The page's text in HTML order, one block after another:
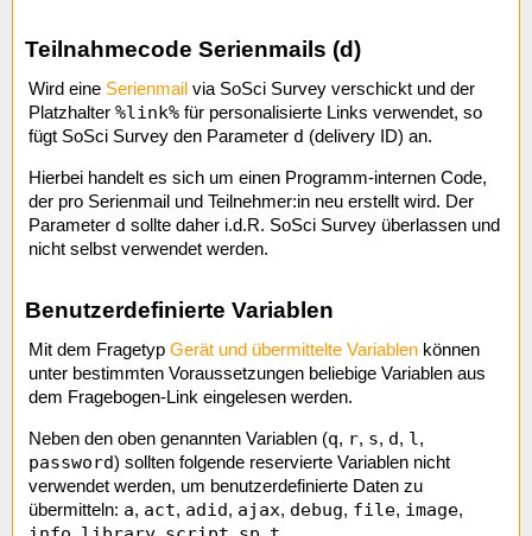
Teilnahmecode Serienmails (d)
Wird eine Serienmail via SoSci Survey verschickt und der
Platzhalter %link% für personalisierte Links verwendet, so
fügt SoSci Survey den Parameter d (delivery ID) an.
Hierbei handelt es sich um einen Programm-internen Code,
der pro Serienmail und Teilnehmer:in neu erstellt wird. Der
Parameter d sollte daher i.d.R. SoSci Survey überlassen und
nicht selbst verwendet werden.
Benutzerdefinierte Variablen
Mit dem Fragetyp Gerät und übermittelte Variablen können
unter bestimmten Voraussetzungen beliebige Variablen aus
dem Fragebogen-Link eingelesen werden.
Neben den oben genannten Variablen (q, r, s, d, l ,
password) sollten folgende reservierte Variablen nicht
verwendet werden, um benutzerdefinierte Daten zu
übermitteln: a, act, adid, ajax, debug, file, image,